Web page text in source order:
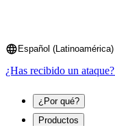
Language
Español (Latinoamérica)
¿Has recibido un ataque?
¿Por qué?
Productos